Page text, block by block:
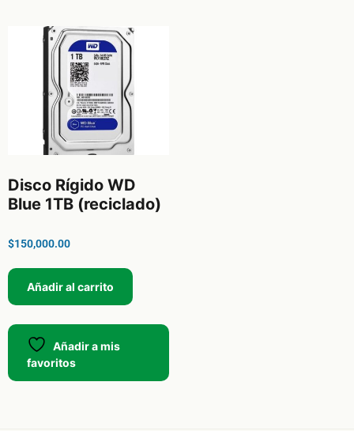
Disco Rígido WD
Blue 1TB (reciclado)
$150,000.00
Añadir al carrito
Añadir a mis
favoritos